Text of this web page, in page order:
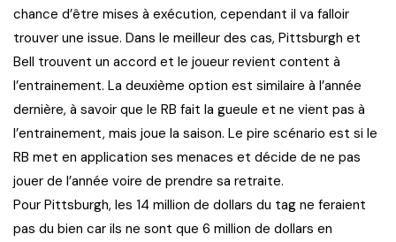
chance d’être mises à exécution, cependant il va falloir
trouver une issue. Dans le meilleur des cas, Pittsburgh et
Bell trouvent un accord et le joueur revient content à
l’entrainement. La deuxième option est similaire à l’année
dernière, à savoir que le RB fait la gueule et ne vient pas à
l’entrainement, mais joue la saison. Le pire scénario est si le
RB met en application ses menaces et décide de ne pas
jouer de l’année voire de prendre sa retraite.
Pour Pittsburgh, les 14 million de dollars du tag ne feraient
pas du bien car ils ne sont que 6 million de dollars en